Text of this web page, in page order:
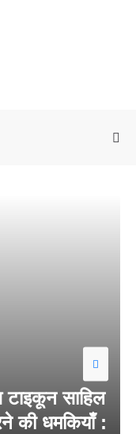
साहिल
की धमकियाँ :